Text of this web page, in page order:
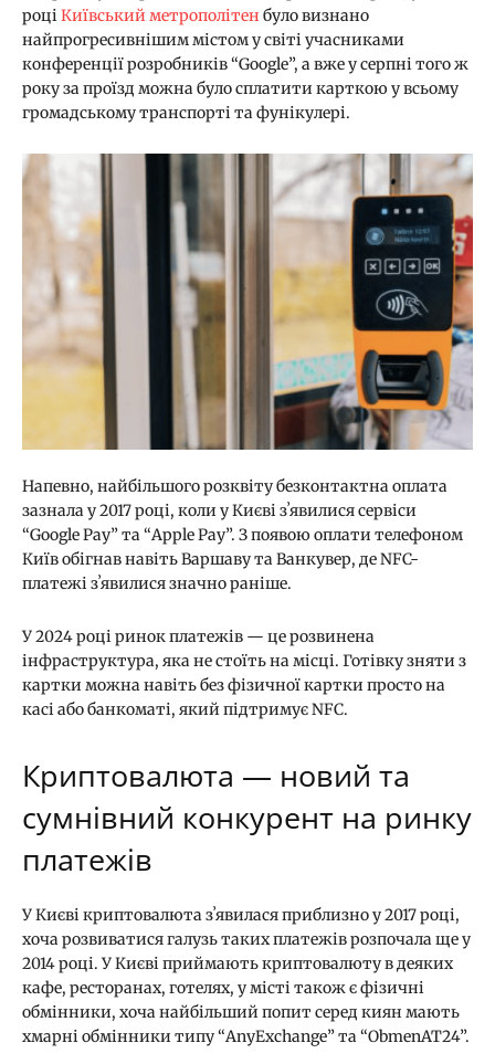
роціКиївський метрополітен було визнано
найпрогресивнішим містом у світі учасниками
конференції розробників “Google”, а вже у серпні того ж
року за проїзд можна було сплатити карткою у всьому
громадському транспорті та фунікулері.
Напевно, найбільшого розквіту безконтактна оплата
зазнала у 2017 році, коли у Києві зʼявилися сервіси
“Google Pay” та “Apple Pay”. З появою оплати телефоном
Київ обігнав навіть Варшаву та Ванкувер, де NFC-
платежі зʼявилися значно раніше.
У 2024 році ринок платежів — це розвинена
інфраструктура, яка не стоїть на місці. Готівку зняти з
картки можна навіть без фізичної картки просто на
касі або банкоматі, який підтримує NFC.
Криптовалюта — новий та
сумнівний конкурент на ринку
платежів
У Києві криптовалюта зʼявилася приблизно у 2017 році,
хоча розвиватися галузь таких платежів розпочала ще у
2014 році. У Києві приймають криптовалюту в деяких
кафе, ресторанах, готелях, у місті також є фізичні
обмінники, хоча найбільший попит серед киян мають
хмарні обмінники типу “AnyExchange” та “ObmenAT24”.